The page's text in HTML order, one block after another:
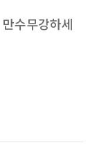
수무강하세